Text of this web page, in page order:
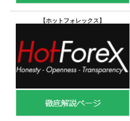
【ホットフォレックス 】